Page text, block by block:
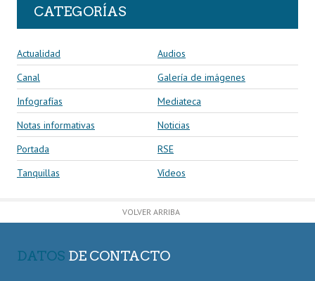
CATEGORÍAS
Actualidad
Audios
Canal
Galería de imágenes
Infografías
Mediateca
Notas informativas
Noticias
Portada
RSE
Tanquillas
Vídeos
VOLVER ARRIBA
DATOS DE CONTACTO